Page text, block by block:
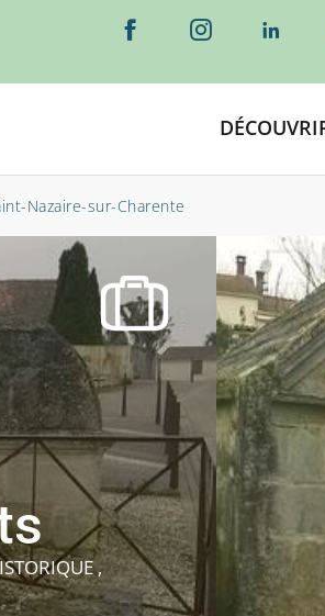
Nazaire-sur-Charente
,